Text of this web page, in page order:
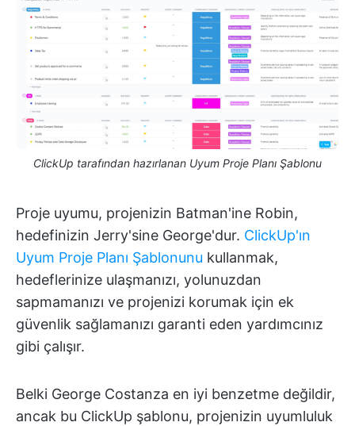
ClickUp tarafından hazırlanan Uyum Proje Planı Şablonu
Proje uyumu, projenizin Batman'ine Robin,
hedefinizin Jerry'sine George'dur. ClickUp'ın
Uyum Proje Planı Şablonunu kullanmak,
hedeflerinize ulaşmanızı, yolunuzdan
sapmamanızı ve projenizi korumak için ek
güvenlik sağlamanızı garanti eden yardımcınız
gibi çalışır.
Belki George Costanza en iyi benzetme değildir,
ancak bu ClickUp şablonu, projenizin uyumluluk